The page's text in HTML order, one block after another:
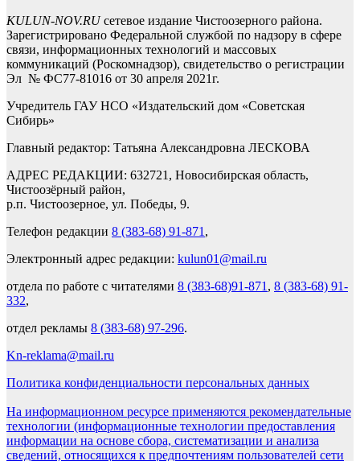
KULUN-NOV.RUсетевое издание Чистоозерного района.
Зарегистрировано Федеральной службой по надзору в сфере
связи, информационных технологий и массовых
коммуникаций (Роскомнадзор), свидетельство о регистрации
Эл № ФС77-81016 от 30 апреля 2021г.
Учредитель ГАУ НСО «Издательский дом «Советская
Сибирь»
Главный редактор: Татьяна Александровна ЛЕСКОВА
АДРЕС РЕДАКЦИИ: 632721, Новосибирская область,
Чистоозёрный район,
р.п. Чистоозерное, ул. Победы, 9.
Телефон редакции 8 (383-68) 91-871 ,
Электронный адрес редакции: kulun01@mail.ru
отдела по работе с читателями 8 (383-68)91-871 , 8 (383-68) 91-
332,
отдел рекламы 8 (383-68) 97-296.
Kn-reklama@mail.ru
Политика конфиденциальности персональных данных
На информационном ресурсе применяются рекомендательные
технологии (информационные технологии предоставления
информации на основе сбора, систематизации и анализа
сведений, относящихся к предпочтениям пользователей сети